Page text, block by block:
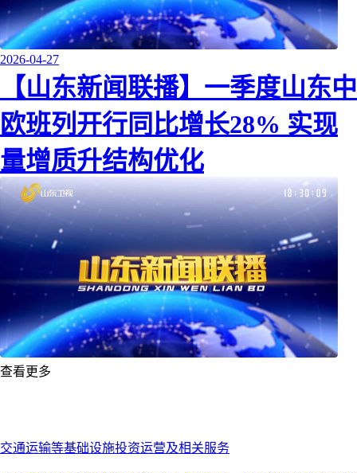
2026-04-27
【山东新闻联播】一季度山东中
欧班列开行同比增长28% 实现
量增质升结构优化
Previous
Next
查看更多
交通运输等基础设施投资运营及相关服务